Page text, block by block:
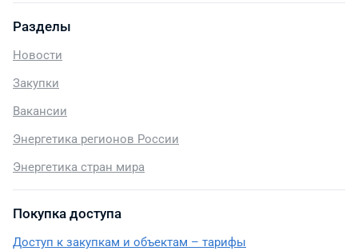
Разделы
Новости
Закупки
Вакансии
Энергетика регионов России
Энергетика стран мира
Покупка доступа
Доступ к закупкам и объектам – тарифы